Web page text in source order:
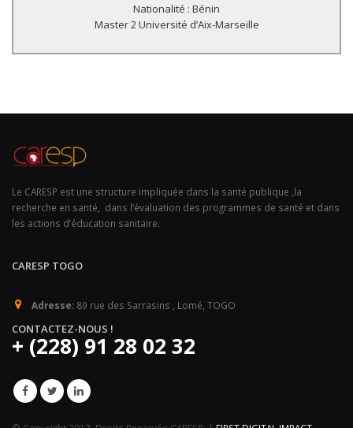
Nationalité : Bénin
Master 2 Université d’Aix-Marseille
Le CARESP est une structure impliquée dans la santé publique ,la
recherche en santé, dans l’évaluation des programmes de santé et dans
les actions d’éducation sanitaire.
CARESP TOGO
Adresse: 89 rue des Sarrasins , Lomé, TOGO
CONTACTEZ-NOUS !
+ (228) 91 28 02 32